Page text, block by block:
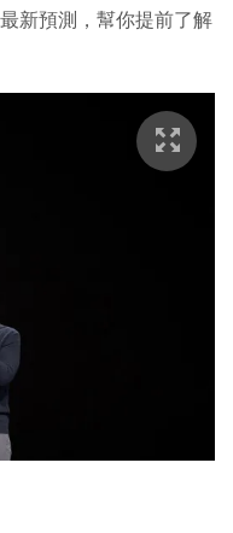
新預測，幫你提前了解